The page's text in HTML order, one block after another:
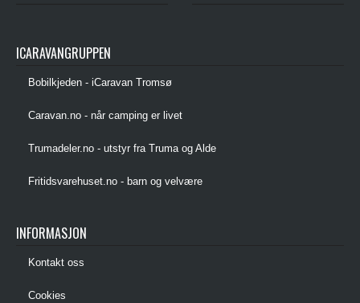
ICARAVANGRUPPEN
Bobilkjeden - iCaravan Tromsø
Caravan.no - når camping er livet
Trumadeler.no - utstyr fra Truma og Alde
Fritidsvarehuset.no - barn og velvære
INFORMASJON
Kontakt oss
Cookies